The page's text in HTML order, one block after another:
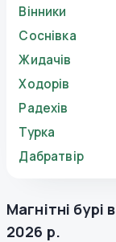
Вінники
Соснівка
Жидачів
Ходорів
Радехів
Турка
Дабратвір
Магнітні бурі в
2026 р.